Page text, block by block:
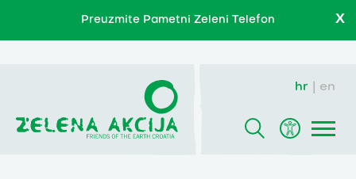
Preuzmite Pametni Zeleni Telefon X
hr en